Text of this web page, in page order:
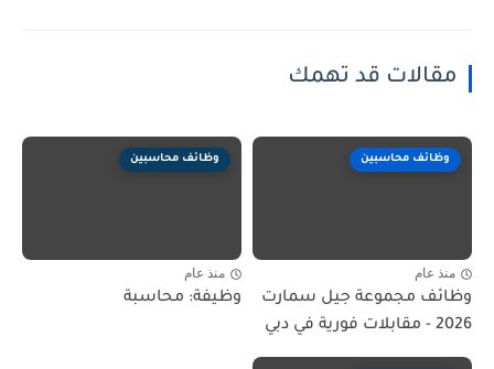
مقالات قد تهمك
وظائف محاسبين
منذ عام
وظائف مجموعة جيل سمارت
2026 - مقابلات فورية في دبي
وظائف محاسبين
منذ عام
وظيفة: محاسبة